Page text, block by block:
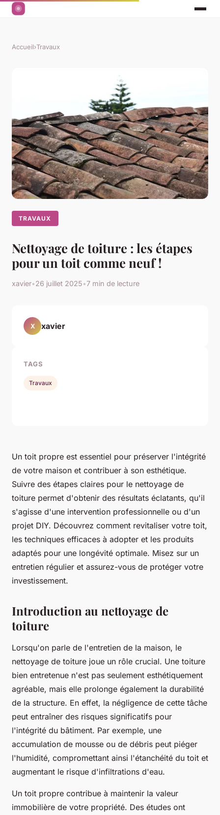
Accueil›Travaux
TRAVAUX
Nettoyage de toiture : les étapes
pour un toit comme neuf !
xavier•26 juillet 2025•7 min de lecture
Un toit propre est essentiel pour préserver l'intégrité
de votre maison et contribuer à son esthétique.
Suivre des étapes claires pour le nettoyage de
toiture permet d'obtenir des résultats éclatants, qu'il
s'agisse d'une intervention professionnelle ou d'un
projet DIY. Découvrez comment revitaliser votre toit,
les techniques efficaces à adopter et les produits
adaptés pour une longévité optimale. Misez sur un
entretien régulier et assurez-vous de protéger votre
investissement.
Introduction au nettoyage de
toiture
Lorsqu'on parle de l'entretien de la maison, le
nettoyage de toiture joue un rôle crucial. Une toiture
bien entretenue n'est pas seulement esthétiquement
agréable, mais elle prolonge également la durabilité
de la structure. En effet, la négligence de cette tâche
peut entraîner des risques significatifs pour
l'intégrité du bâtiment. Par exemple, une
accumulation de mousse ou de débris peut piéger
l'humidité, compromettant ainsi l'étanchéité du toit et
augmentant le risque d'infiltrations d'eau.
Un toit propre contribue à maintenir la valeur
immobilière de votre propriété. Des études ont
X xavier
TAGS
Travaux